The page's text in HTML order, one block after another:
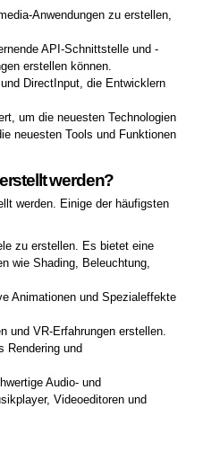
Anwendungen zu erstellen,
API-Schnittstelle und -
erstellen können.
DirectInput, die Entwicklern
um die neuesten Technologien
neuesten Tools und Funktionen
werden?
werden. Einige der häufigsten
zu erstellen. Es bietet eine
wie Shading, Beleuchtung,
Animationen und Spezialeffekte
und VR-Erfahrungen erstellen.
Rendering und
Audio- und
Videoeditoren und